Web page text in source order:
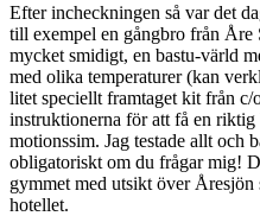
Efter incheckningen så var det
till exempel en gångbro från
mycket smidigt, en bastu-värld
med olika temperaturer (kan
litet speciellt framtaget kit från
instruktionerna för att få en riktig
motionssim. Jag testade allt och
obligatoriskt om du frågar mig!
gymmet med utsikt över Åresjön
hotellet.